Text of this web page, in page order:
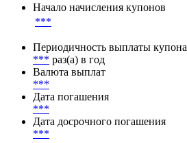
Начало начисления купонов
***
Периодичность выплаты купона
*** раз(а) в год
Валюта выплат
***
Дата погашения
***
Дата досрочного погашения
***